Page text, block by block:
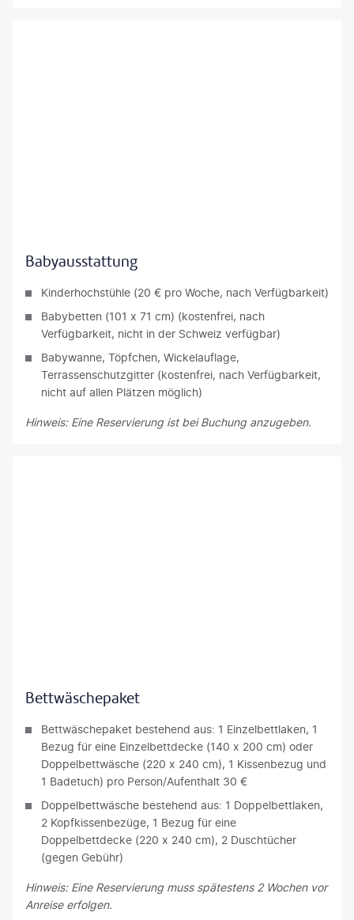
Babyausstattung
Kinderhochstühle (20 € pro Woche, nach Verfügbarkeit)
Babybetten (101 x 71 cm) (kostenfrei, nach
Verfügbarkeit, nicht in der Schweiz verfügbar)
Babywanne, Töpfchen, Wickelauflage,
Terrassenschutzgitter (kostenfrei, nach Verfügbarkeit,
nicht auf allen Plätzen möglich)
Hinweis: Eine Reservierung ist bei Buchung anzugeben.
Bettwäschepaket
Bettwäschepaket bestehend aus: 1 Einzelbettlaken, 1
Bezug für eine Einzelbettdecke (140 x 200 cm) oder
Doppelbettwäsche (220 x 240 cm), 1 Kissenbezug und
1 Badetuch) pro Person/Aufenthalt 30 €
Doppelbettwäsche bestehend aus: 1 Doppelbettlaken,
2 Kopfkissenbezüge, 1 Bezug für eine
Doppelbettdecke (220 x 240 cm), 2 Duschtücher
(gegen Gebühr)
Hinweis: Eine Reservierung muss spätestens 2 Wochen vor
Anreise erfolgen.